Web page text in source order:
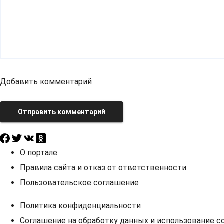
Добавить комментарий
Отправить комментарий
О портале
Правила сайта и отказ от ответственности
Пользовательское соглашение
Политика конфиденциальности
Соглашение на обработку данных и использование